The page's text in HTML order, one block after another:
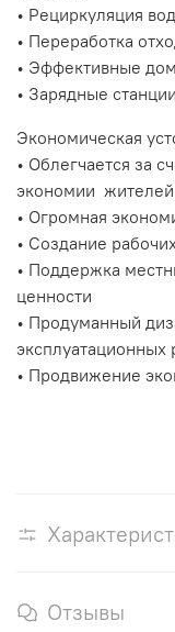
• Рециркуляция
• Переработка
• Эффективные
• Зарядные
Экономическая
• Облегчается за
экономии жителей
• Огромная
• Создание
• Поддержка
ценности
• Продуманный
эксплуатационных
• Продвижение
Отзывы